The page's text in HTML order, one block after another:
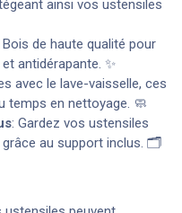
ainsi vos ustensiles
Bois de haute qualité pour
antidérapante. ✨
avec le lave-vaisselle, ces
temps en nettoyage. 🧼
: Gardez vos ustensiles
au support inclus. 🗂️